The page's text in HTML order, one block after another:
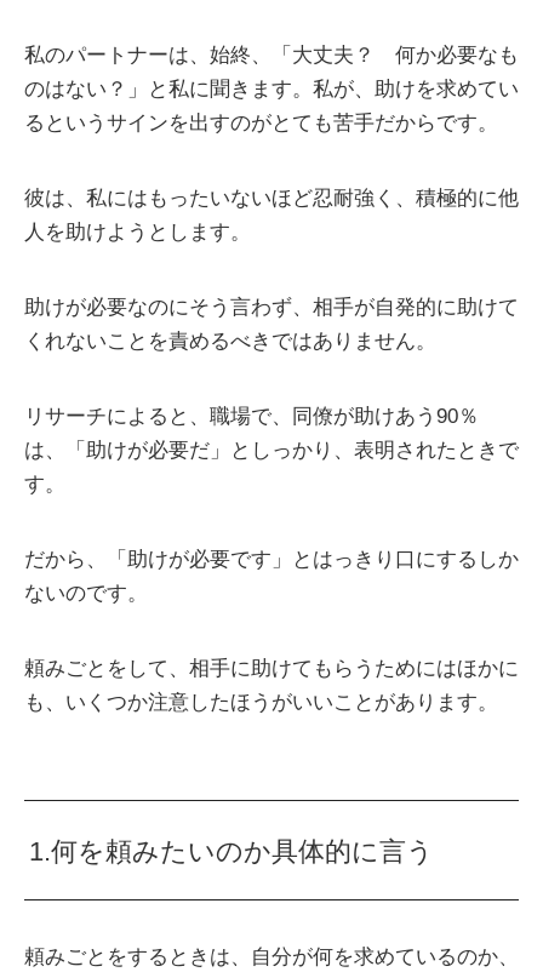
私のパートナーは、始終、「大丈夫？ 何か必要なも
のはない？」と私に聞きます。私が、助けを求めてい
るというサインを出すのがとても苦手だからです。
彼は、私にはもったいないほど忍耐強く、積極的に他
人を助けようとします。
助けが必要なのにそう言わず、相手が自発的に助けて
くれないことを責めるべきではありません。
リサーチによると、職場で、同僚が助けあう90％
は、「助けが必要だ」としっかり、表明されたときで
す。
だから、「助けが必要です」とはっきり口にするしか
ないのです。
頼みごとをして、相手に助けてもらうためにはほかに
も、いくつか注意したほうがいいことがあります。
1.何を頼みたいのか具体的に言う
頼みごとをするときは、自分が何を求めているのか、